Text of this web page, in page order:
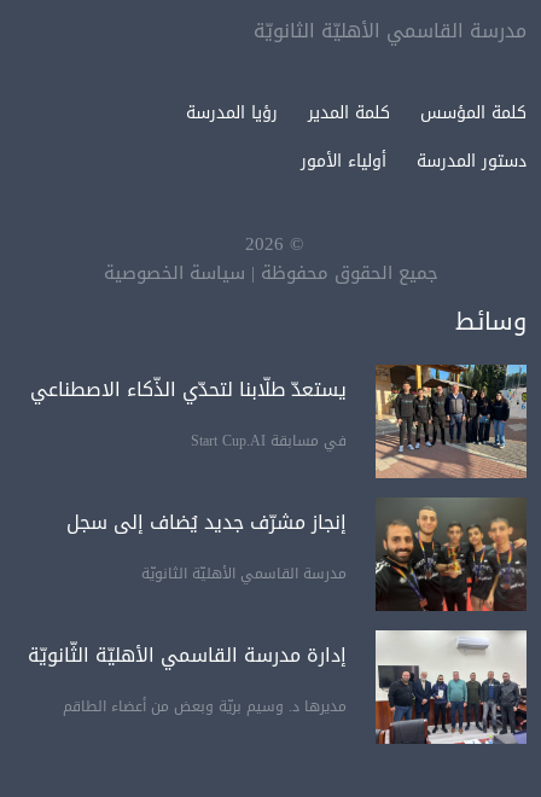
مدرسة القاسمي الأهليّة الثانويّة
كلمة المؤسس كلمة المدير
رؤيا المدرسة
دستور المدرسة
أولياء الأمور
©
2026
جميع الحقوق محفوظة | سياسة الخصوصية
وسائط
يستعدّ طلّابنا لتحدّي الذّكاء الاصطناعي
في مسابقة Start Cup.AI
إنجاز مشرّف جديد يُضاف إلى سجل
مدرسة القاسمي الأهليّة الثانويّة
إدارة مدرسة القاسمي الأهليّة الثّانويّة
مديرها د. وسيم بريّة وبعض من أعضاء الطاقم